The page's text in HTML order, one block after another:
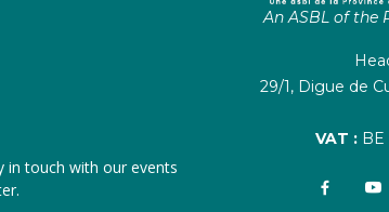
in touch with our events
An ASBL of the
29/1, Digue de
VAT : BE